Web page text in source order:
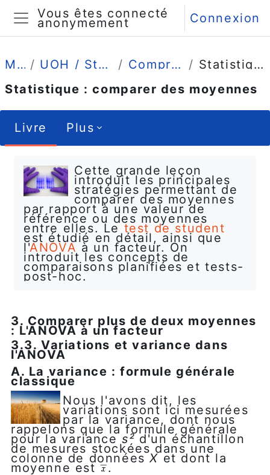
Passer au contenu principal
Panneau latéral
Vous êtes connecté
anonymement Connexion
Mes cours UOH / Statistique et Psychométrie en L2 Comprendre (4 grandes leçons)
Statistique : comparer des moyennes
Statistique : comparer des moyennes
Livre Plus
Cette grande leçon
introduit les principales
stratégies permettant de
comparer des moyennes
par rapport à une valeur de
référence ou des moyennes
entre elles. Le test de student
est étudié en détail, ainsi que
l'ANOVA à un facteur. On
introduit les concepts de
comparaisons planifiées et tests-
post-hoc.
3. Comparer plus de deux moyennes
: L'ANOVA à un facteur
3.3. Variations et variance dans
l'ANOVA
A. La variance : formule générale
classique
Nous l'avons dit, les
variations sont ici mesurées
par la variance, dont nous
rappelons que la formule générale
pour la variances²d'un échantillon
de mesures stockées dans une
colonne de donnéesX et dont la
moyenne est .